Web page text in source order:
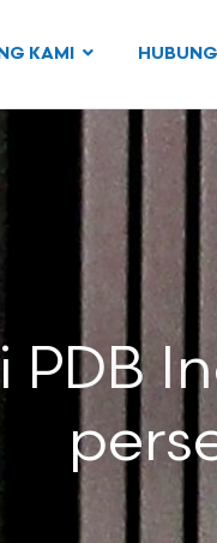
KAMI
PDB